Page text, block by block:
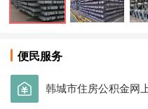
便民服务
韩城市住房公积金网